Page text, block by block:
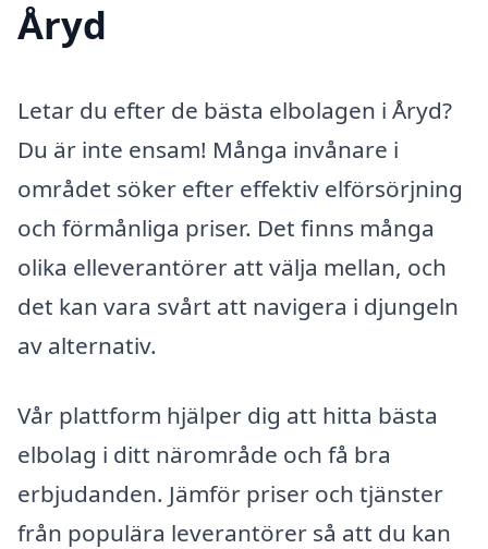
Åryd
Letar du efter de bästa elbolagen i Åryd?
Du är inte ensam! Många invånare i
området söker efter effektiv elförsörjning
och förmånliga priser. Det finns många
olika elleverantörer att välja mellan, och
det kan vara svårt att navigera i djungeln
av alternativ.
Vår plattform hjälper dig att hitta bästa
elbolag i ditt närområde och få bra
erbjudanden. Jämför priser och tjänster
från populära leverantörer så att du kan